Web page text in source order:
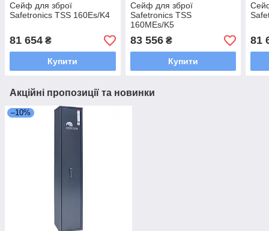
Сейф для зброї
Safetronics TSS 160Es/K4
81 654 ₴
Купити
Сейф для зброї
Safetronics TSS
160MEs/K5
83 556₴
Купити
81
Акційні пропозиції та новинки
–10%